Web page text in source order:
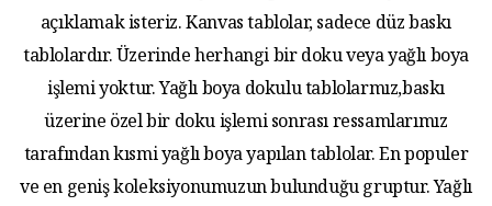
açıklamak isteriz. Kanvas tablolar, sadece düz baskı
tablolardır. Üzerinde herhangi bir doku veya yağlı boya
işlemi yoktur. Yağlı boya dokulu tablolarmız,baskı
üzerine özel bir doku işlemi sonrası ressamlarımız
tarafından kısmi yağlı boya yapılan tablolar. En populer
ve en geniş koleksiyonumuzun bulunduğu gruptur. Yağlı